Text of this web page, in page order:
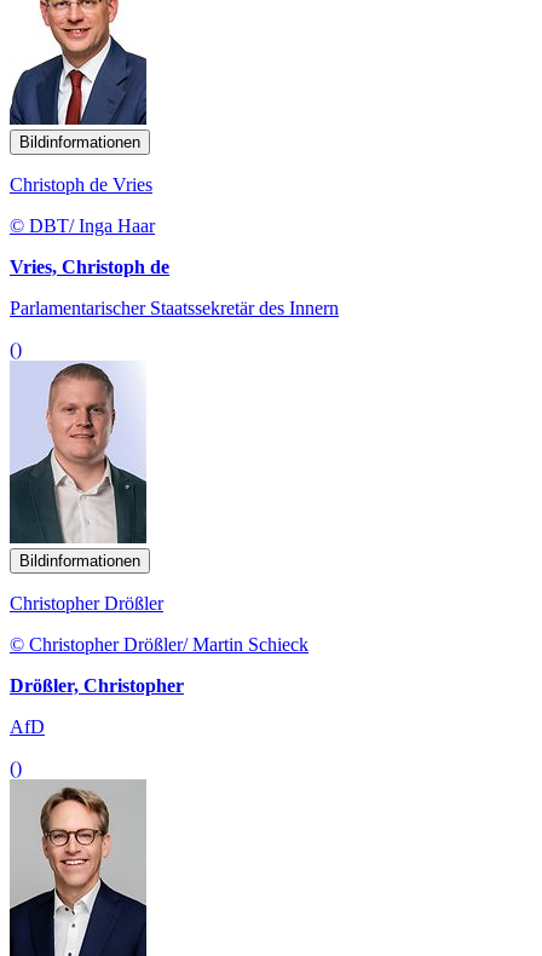
Bildinformationen
Christoph de Vries
© DBT/ Inga Haar
Vries, Christoph de
Parlamentarischer Staatssekretär des Innern
()
Bildinformationen
Christopher Drößler
© Christopher Drößler/ Martin Schieck
Drößler, Christopher
AfD
()